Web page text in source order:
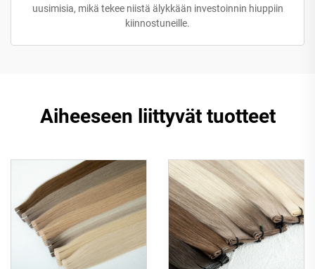
uusimisia, mikä tekee niistä älykkään investoinnin hiuppiin
kiinnostuneille.
Aiheeseen liittyvät tuotteet